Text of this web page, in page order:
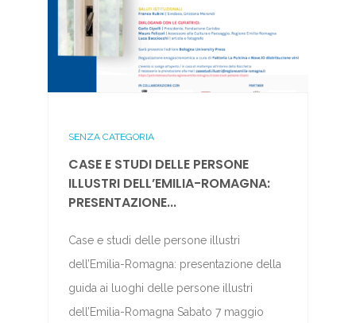
SENZA CATEGORIA
CASE E STUDI DELLE PERSONE
ILLUSTRI DELL’EMILIA-ROMAGNA:
PRESENTAZIONE...
Case e studi delle persone illustri
dell’Emilia-Romagna: presentazione della
guida ai luoghi delle persone illustri
dell’Emilia-Romagna Sabato 7 maggio